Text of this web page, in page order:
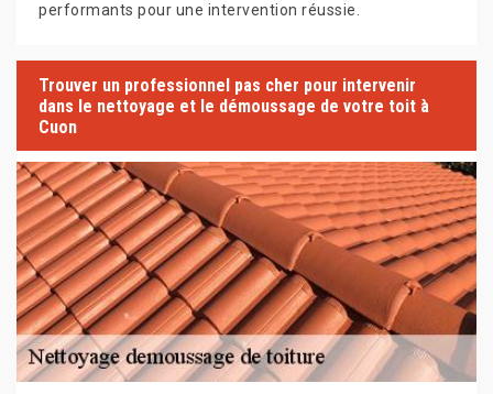
performants pour une intervention réussie.
Trouver un professionnel pas cher pour intervenir
dans le nettoyage et le démoussage de votre toit à
Cuon